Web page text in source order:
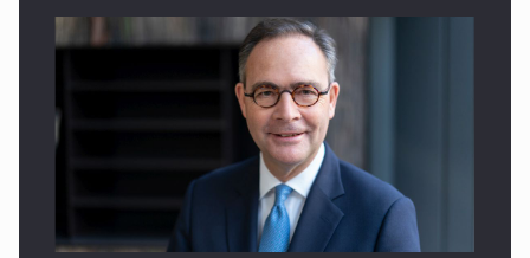
ROOTED IN ROMANIA, BUILT TO DELIVER TECHNOLOGY FOR